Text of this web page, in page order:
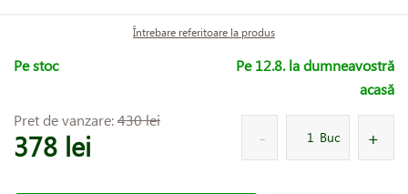
Întrebare referitoare la produs
Pe stoc
Pe 12.8. la dumneavostră
acasă
Pret de vanzare:430 lei
378 lei Buc